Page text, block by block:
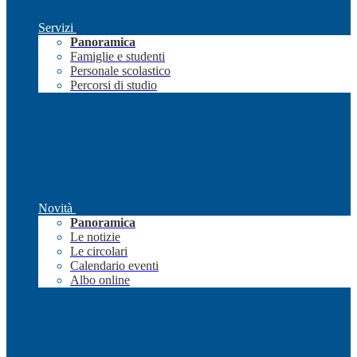
Servizi
Panoramica
Famiglie e studenti
Personale scolastico
Percorsi di studio
Novità
Panoramica
Le notizie
Le circolari
Calendario eventi
Albo online